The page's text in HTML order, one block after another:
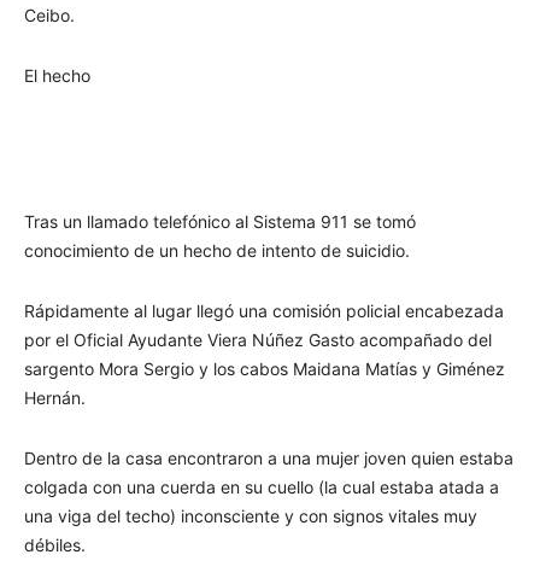
Ceibo.
El hecho
Tras un llamado telefónico al Sistema 911 se tomó
conocimiento de un hecho de intento de suicidio.
Rápidamente al lugar llegó una comisión policial encabezada
por el Oficial Ayudante Viera Núñez Gasto acompañado del
sargento Mora Sergio y los cabos Maidana Matías y Giménez
Hernán.
Dentro de la casa encontraron a una mujer joven quien estaba
colgada con una cuerda en su cuello (la cual estaba atada a
una viga del techo) inconsciente y con signos vitales muy
débiles.